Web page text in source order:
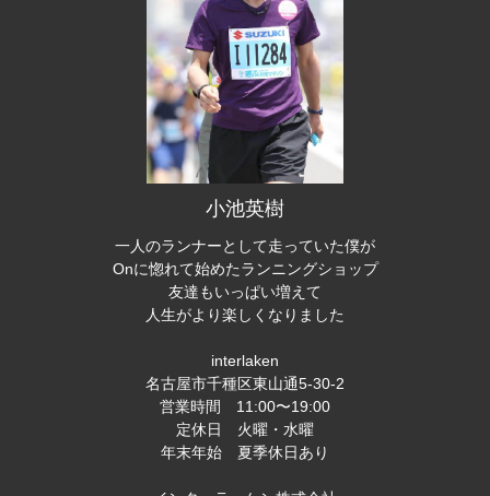
小池英樹
一人のランナーとして走っていた僕が
Onに惚れて始めたランニングショップ
友達もいっぱい増えて
人生がより楽しくなりました
interlaken
名古屋市千種区東山通5-30-2
営業時間 11:00〜19:00
定休日 火曜・水曜
年末年始 夏季休日あり